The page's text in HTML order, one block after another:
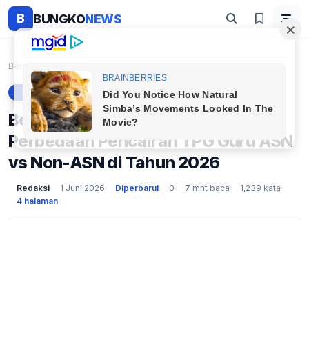
B BUNGKONEWS
Beranda
BERITA
Beda Jadwal, Beda Mekanisme! Ini
Perbedaan Pencairan TPG Guru ASN
vs Non-ASN di Tahun 2026
Redaksi 1 Juni 2026 Diperbarui 0 7 mnt baca
1,239 kata
4 halaman